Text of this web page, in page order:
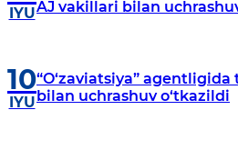
IYUAJ vakillari bilan
10
IYU
“O‘zaviatsiya”
bilan uchrashuv o‘tkazildi